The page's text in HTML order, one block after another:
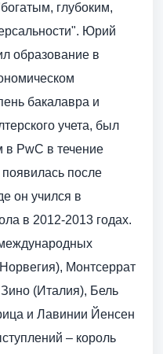
глубоким,
Юрий
образование в
бакалавра и
учета, был
PwC в течение
появилась после
он учился в
в 2012-2013 годах.
Монтсеррат
(Италия), Бель
и Лавинии Йенсен
– король